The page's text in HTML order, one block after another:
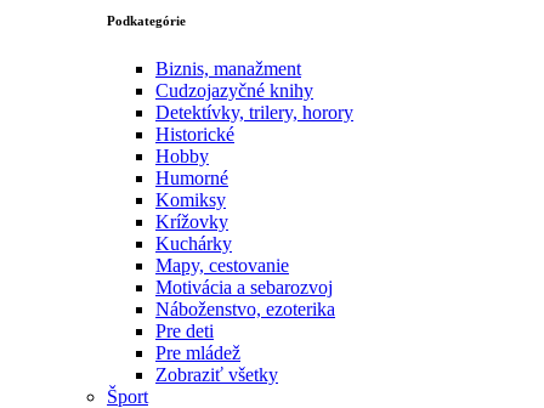
Podkategórie
Biznis, manažment
Cudzojazyčné knihy
Detektívky, trilery, horory
Historické
Hobby
Humorné
Komiksy
Krížovky
Kuchárky
Mapy, cestovanie
Motivácia a sebarozvoj
Náboženstvo, ezoterika
Pre deti
Pre mládež
Zobraziť všetky
Šport